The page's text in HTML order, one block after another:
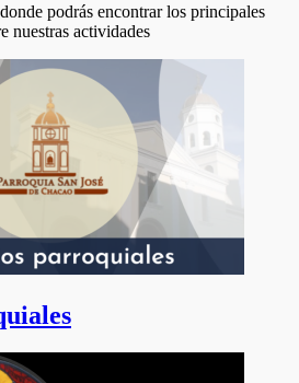
podrás encontrar los principales
nuestras actividades